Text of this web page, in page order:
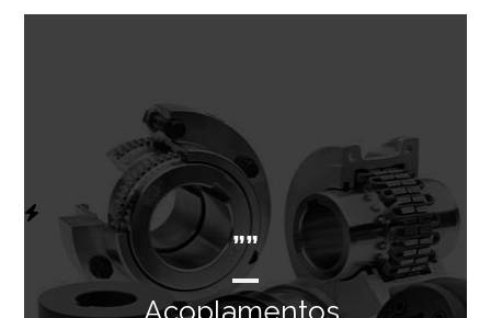
””
Acoplamentos